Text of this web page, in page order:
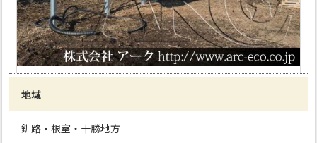
地域
釧路・根室・十勝地方